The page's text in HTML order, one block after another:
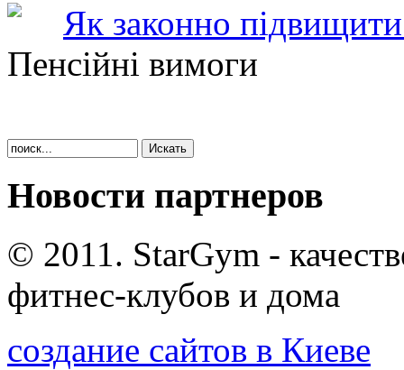
Як законно підвищити
Пенсійні вимоги
Новости партнеров
© 2011. StarGym -
фитнес-клубов и дома
создание сайтов в Киеве